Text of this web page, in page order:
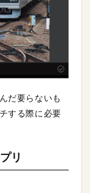
だ要らないも
する際に必要
リ